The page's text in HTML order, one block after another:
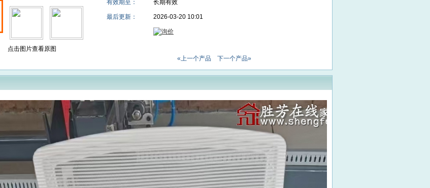
点击图片查看原图
有效期至： 长期有效
最后更新： 2026-03-20 10:01
«上一个产品 下一个产品»